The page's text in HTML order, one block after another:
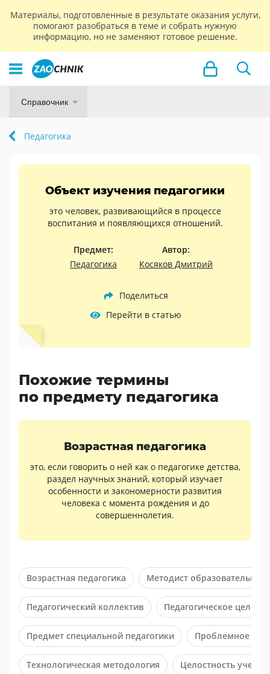
Материалы, подготовленные в результате оказания услуги,
помогают разобраться в теме и собрать нужную
информацию, но не заменяют готовое решение.
Справочник
Педагогика
Объект изучения педагогики
это человек, развивающийся в процессе
воспитания и появляющихся отношений.
Предмет:
Педагогика
Автор:
Косяков Дмитрий
Поделиться
Перейти в статью
Похожие термины
по предмету педагогика
Возрастная педагогика
это, если говорить о ней как о педагогике детства,
раздел научных знаний, который изучает
особенности и закономерности развития
человека с момента рождения и до
совершеннолетия.
Возрастная педагогика Методист
Педагогический коллектив Педагогическое
Предмет специальной педагогики Проблемное
Технологическая методология Целостность